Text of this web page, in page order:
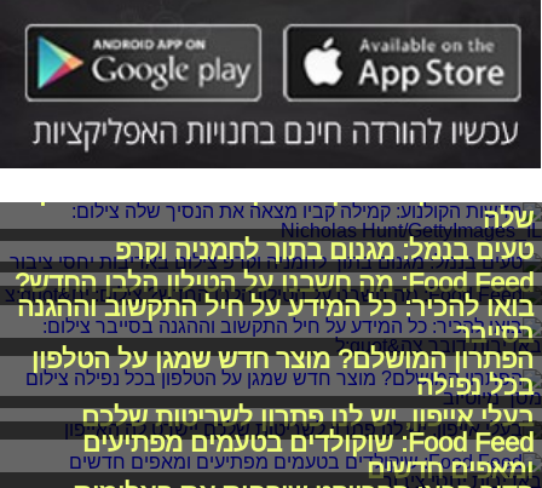
שלה
טעים בנמל: מגנום בתוך לחמניה וקרפ
Food Feed: מה חשבנו על הטילון הלבן החדש?
בואו להכיר: כל המידע על חיל התקשוב וההגנה
בסייבר
הפתרון המושלם? מוצר חדש שמגן על הטלפון
בכל נפילה
בעלי אייפון, יש לנו פתרון לשריטות שלכם
Food Feed: שוקולדים בטעמים מפתיעים
ומאפים חדשים